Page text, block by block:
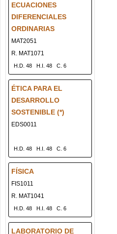
ECUACIONES
DIFERENCIALES
ORDINARIAS
MAT2051
R. MAT1071
H.D. 48 H.I. 48 C. 6
ÉTICA PARA EL
DESARROLLO
SOSTENIBLE (*)
EDS0011
H.D. 48 H.I. 48 C. 6
FÍSICA
FIS1011
R. MAT1041
H.D. 48 H.I. 48 C. 6
LABORATORIO DE